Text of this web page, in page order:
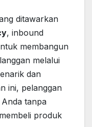
ditawarkan
, inbound
membangun
melalui
dan
ini, pelanggan
tanpa
produk